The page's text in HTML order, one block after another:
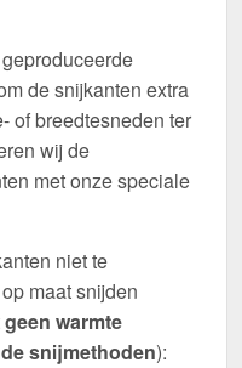
de snijkanten extra
of breedtesneden ter
wij de
met onze speciale
niet te
maat snijden
geen warmte
snijmethoden):